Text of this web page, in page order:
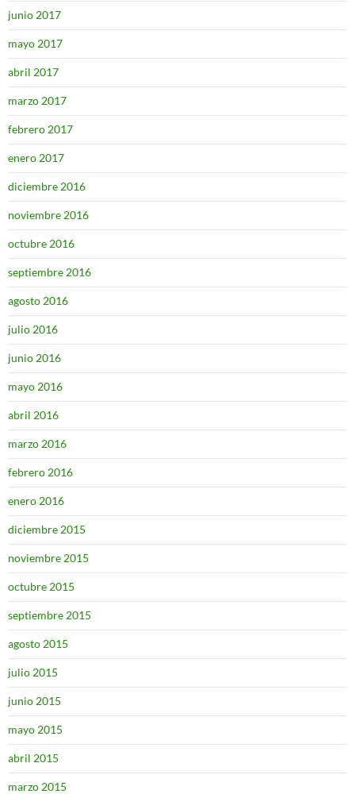
junio 2017
mayo 2017
abril 2017
marzo 2017
febrero 2017
enero 2017
diciembre 2016
noviembre 2016
octubre 2016
septiembre 2016
agosto 2016
julio 2016
junio 2016
mayo 2016
abril 2016
marzo 2016
febrero 2016
enero 2016
diciembre 2015
noviembre 2015
octubre 2015
septiembre 2015
agosto 2015
julio 2015
junio 2015
mayo 2015
abril 2015
marzo 2015